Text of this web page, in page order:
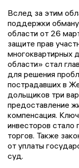
Вслед за этим
поддержки
области от 26
защите прав
многоквартирных
области» стал
для решения
пострадавших в
дольщиков три
предоставление
компенсация.
инвесторов стало
торгов. Также
от уплаты
суд.